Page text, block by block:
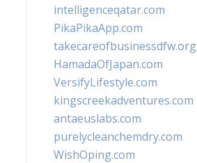
intelligenceqatar.com
PikaPikaApp.com
takecareofbusinessdfw.org
HamadaOfJapan.com
VersifyLifestyle.com
kingscreekadventures.com
antaeuslabs.com
purelycleanchemdry.com
WishOping.com